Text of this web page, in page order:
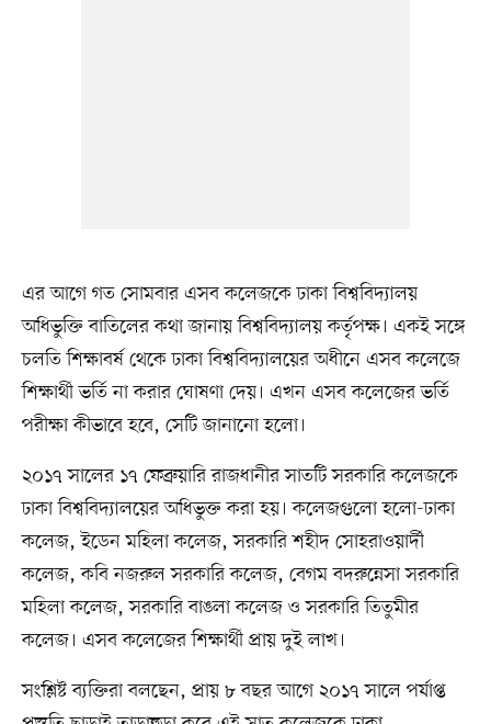
এর আগে গত সোমবার এসব কলেজকে ঢাকা বিশ্ববিদ্যালয়
অধিভুক্তি বাতিলের কথা জানায় বিশ্ববিদ্যালয় কর্তৃপক্ষ। একই সঙ্গে
চলতি শিক্ষাবর্ষ থেকে ঢাকা বিশ্ববিদ্যালয়ের অধীনে এসব কলেজে
শিক্ষার্থী ভর্তি না করার ঘোষণা দেয়। এখন এসব কলেজের ভর্তি
পরীক্ষা কীভাবে হবে, সেটি জানানো হলো।
২০১৭ সালের ১৭ ফেব্রুয়ারি রাজধানীর সাতটি সরকারি কলেজকে
ঢাকা বিশ্ববিদ্যালয়ের অধিভুক্ত করা হয়। কলেজগুলো হলো-ঢাকা
কলেজ, ইডেন মহিলা কলেজ, সরকারি শহীদ সোহরাওয়ার্দী
কলেজ, কবি নজরুল সরকারি কলেজ, বেগম বদরুন্নেসা সরকারি
মহিলা কলেজ, সরকারি বাঙলা কলেজ ও সরকারি তিতুমীর
কলেজ। এসব কলেজের শিক্ষার্থী প্রায় দুই লাখ।
সংশ্লিষ্ট ব্যক্তিরা বলছেন, প্রায় ৮ বছর আগে ২০১৭ সালে পর্যাপ্ত